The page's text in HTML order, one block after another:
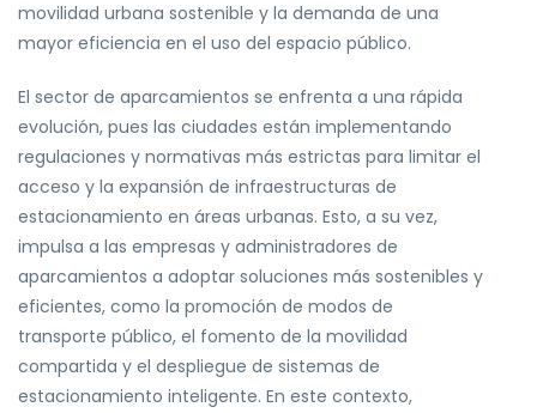
movilidad urbana sostenible y la demanda de una
mayor eficiencia en el uso del espacio público.
El sector de aparcamientos se enfrenta a una rápida
evolución, pues las ciudades están implementando
regulaciones y normativas más estrictas para limitar el
acceso y la expansión de infraestructuras de
estacionamiento en áreas urbanas. Esto, a su vez,
impulsa a las empresas y administradores de
aparcamientos a adoptar soluciones más sostenibles y
eficientes, como la promoción de modos de
transporte público, el fomento de la movilidad
compartida y el despliegue de sistemas de
estacionamiento inteligente. En este contexto,